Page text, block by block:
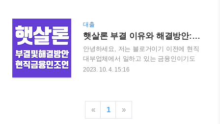
상으로 한 보증부 대출입니다. 일반 은행
권상품보다 훨씬 조건이 수월한 편에 속합
니다. 따라서 고금..
창저축은행의 햇살론은 서민들에게 한 줄
기 빛과 같은 존재라고 할 수 있습니다. 오
늘 포스팅에서는 융창저축은행 햇살론의
조건, 신청 방법, 그리고 승인 후기를 공유
하려 합니다. 서민 금융 지원이라는 정부
의 취지에 부합하는 이 대출 상품이 어떻
다. 햇살론 부결 이유와 해결방안: 현직금
융인의 조언 ※융창저축은행 햇살론 등 정
부지원대출을 포함해 자신의 조건에 맞는
대출
햇살론 부결 이유와 해결방안: 현직금융인의 조언
안녕하세요, 저는 블로거이기 이전에 현직
대부업체에서 일하고 있는 금융인이기도
합니다. 오늘은 최근 많은 분들이 문의를
출 상품입니다. 하지만 안타깝게도 다양한
조건이 되지 않아 대출이 부결되시는 분들
2023. 10. 4. 15:16
« 1 »